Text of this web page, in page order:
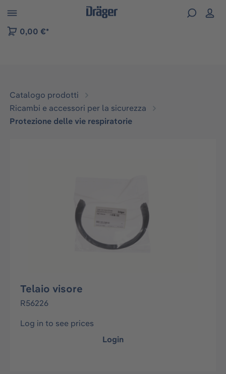
Skip to B2B platform navigation
0,00 €*
Catalogo prodotti
Ricambi e accessori per la sicurezza
Protezione delle vie respiratorie
Telaio visore
R56226
Log in to see prices
Login